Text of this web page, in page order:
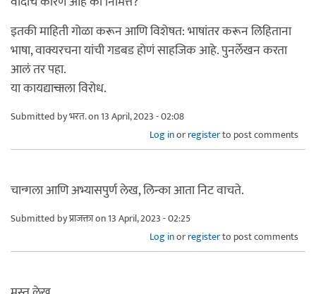
इतकी माहिती गोळा करून आणि विशेषत: भाषांतर करून लिहिताना
भाषा, वाक्यरचना यांची गडबड होणं साहजिक आहे. पुनर्लेखन करता
आलं तर पहा.
या कायद्याचाला विरोध.
Submitted byभरत.on 13 April, 2023 - 02:08
Log inorregisterto post comments
चान्गला आणि अभ्यासपुर्ण लेख, लिन्का आता निट वाचते.
Submitted byप्राजक्ताon 13 April, 2023 - 02:25
Log inorregisterto post comments